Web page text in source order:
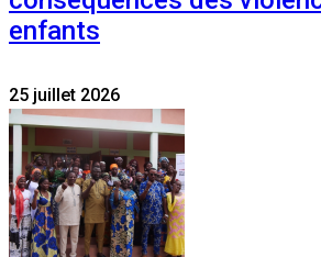
enfants
25 juillet 2026